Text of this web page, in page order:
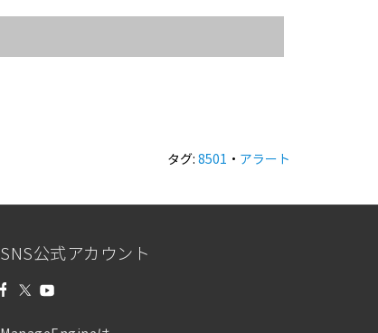
タグ:8501 ・ アラート
SNS公式アカウント